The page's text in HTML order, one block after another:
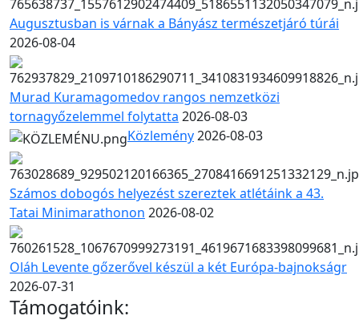
Augusztusban is várnak a Bányász természetjáró túrái
2026-08-04
Murad Kuramagomedov rangos nemzetközi
tornagyőzelemmel folytatta 2026-08-03
Közlemény2026-08-03
Számos dobogós helyezést szereztek atlétáink a 43.
Tatai Minimarathonon 2026-08-02
Oláh Levente gőzerővel készül a két Európa-bajnokságr
2026-07-31
Támogatóink: